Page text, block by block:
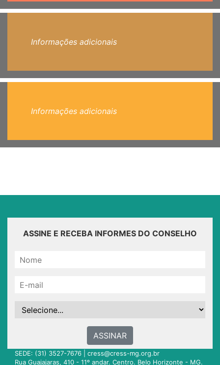
Informações adicionais
Informações adicionais
ASSINE E RECEBA INFORMES DO CONSELHO
ASSINAR
SEDE: (31) 3527-7676 | cress@cress-mg.org.br
Rua Guajajaras, 410 - 11º andar. Centro. Belo Horizonte - MG.